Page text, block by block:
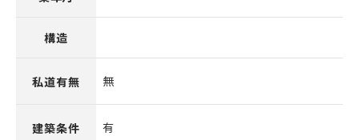
構造
私道有無 無
建築条件 有